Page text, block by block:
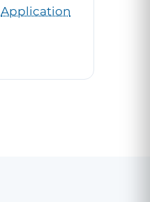
Application